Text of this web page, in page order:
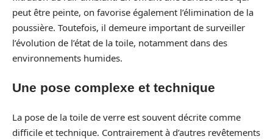
peut être peinte, on favorise également l’élimination de la
poussière. Toutefois, il demeure important de surveiller
l’évolution de l’état de la toile, notamment dans des
environnements humides.
Une pose complexe et technique
La pose de la toile de verre est souvent décrite comme
difficile et technique. Contrairement à d’autres revêtements